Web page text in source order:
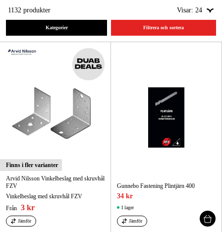
Deutschland
Arbetskläder & skydd
El & bygg
Skog & trädgård
Kampanjer
Varumärken
Våra varumärken
Kontakt & Öppettider
FAQ
1132 produkter Visar: 24
Kategorier Filtrera och sortera
Finns i fler varianter
Arvid Nilsson Vinkelbeslag med skruvhål
FZV
Vinkelbeslag med skruvhål FZV
Från 3 kr
Jämför
Gunnebo Fastening Plintjärn 400
34 kr
I lager
Jämför